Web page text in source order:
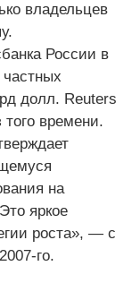
владельцев
России в
долл. Reuters
того времени.
на
яркое
роста», — с
го.